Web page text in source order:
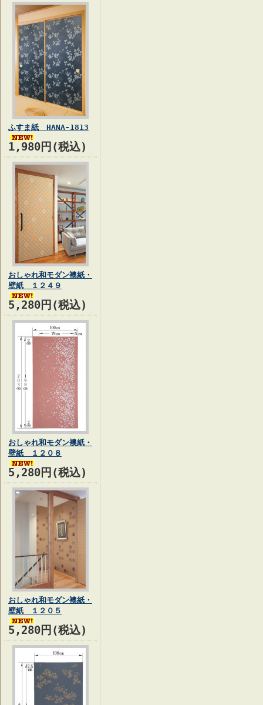
ふすま紙 HANA-1813
1,980円(税込)
おしゃれ和モダン襖紙・
壁紙 １２４９
5,280円(税込)
おしゃれ和モダン襖紙・
壁紙 １２０８
5,280円(税込)
おしゃれ和モダン襖紙・
壁紙 １２０５
5,280円(税込)